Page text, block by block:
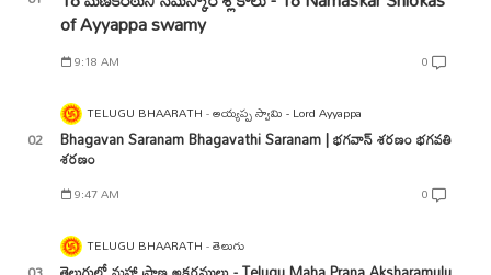
of Ayyappa swamy
9:18 AM 0
TELUGU BHAARATH అయ్యప్ప స్వామి - Lord Ayyappa
Bhagavan Saranam Bhagavathi Saranam | భగవాన్ శరణం భగవతి
శరణం
9:47 AM 0
TELUGU BHAARATH తెలుగు